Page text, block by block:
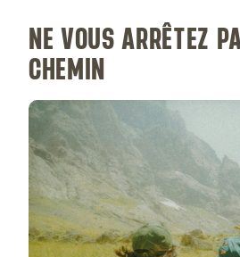
NE VOUS ARRÊTEZ
CHEMIN